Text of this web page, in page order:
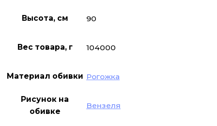
Высота, см 90
Вес товара, г 104000
Материал обивки Рогожка
Рисунок на
обивке
Вензеля